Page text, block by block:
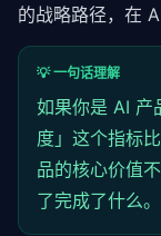
的战略路径，在
💡 一句话理解
如果你是 AI 产
度」这个指标
品的核心价值
了完成了什么。